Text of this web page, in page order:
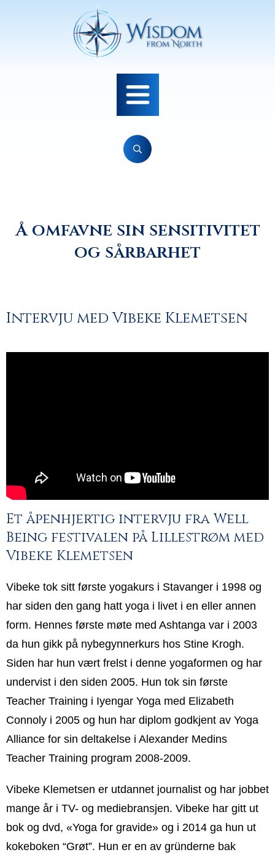
Å omfavne sin sensitivitet
og sårbarhet
Intervju med Vibeke Klemetsen
Et åpenhjertig intervju fra Well
Being festivalen på Lillestrøm med
Vibeke Klemetsen
Vibeke tok sitt første yogakurs i Stavanger i 1998 og
har siden den gang hatt yoga i livet i en eller annen
form. Hennes første møte med Ashtanga var i 2003
da hun gikk på nybegynnerkurs hos Stine Krogh.
Siden har hun vært frelst i denne yogaformen og har
undervist i den siden 2005. Hun tok sin første
Teacher Training i Iyengar Yoga med Elizabeth
Connoly i 2005 og hun har diplom godkjent av Yoga
Alliance for sin deltakelse i Alexander Medins
Teacher Training program 2008-2009.
Vibeke Klemetsen er utdannet journalist og har jobbet
mange år i TV- og mediebransjen. Vibeke har gitt ut
bok og dvd, «Yoga for gravide» og i 2014 ga hun ut
kokeboken “Grøt”. Hun er en av gründerne bak